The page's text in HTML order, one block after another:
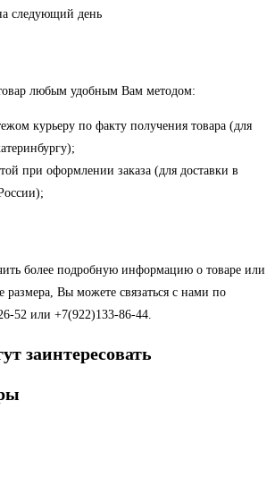
следующий день
любым удобным Вам методом:
курьеру по факту получения товара (для
при оформлении заказа (для доставки в
более подробную информацию о товаре или
размера, Вы можете связаться с нами по
52 или +7(922)133-86-44.
заинтересовать